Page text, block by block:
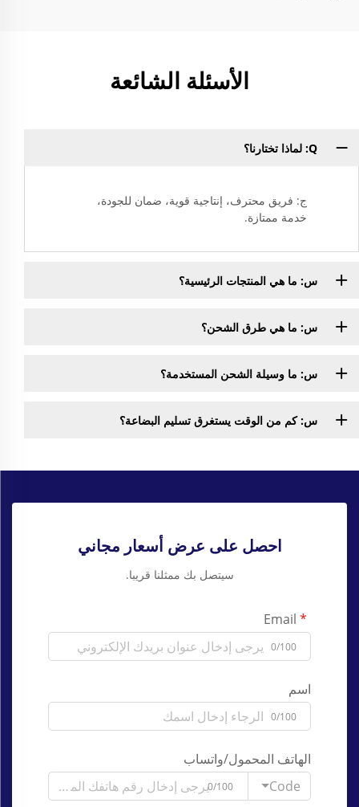
الأسئلة الشائعة
Q: لماذا تختارنا؟
ج: فريق محترف، إنتاجية قوية، ضمان للجودة،
خدمة ممتازة.
س: ما هي المنتجات الرئيسية؟
س: ما هي طرق الشحن؟
س: ما وسيلة الشحن المستخدمة؟
س: كم من الوقت يستغرق تسليم البضاعة؟
احصل على عرض أسعار مجاني
سيتصل بك ممثلنا قريبا.
0/100
اسم
0/100
الهاتف المحمول/واتساب
Code
0/100